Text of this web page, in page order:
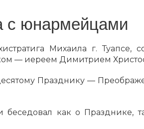
с юнармейцами
Михаила г. Туапсе,
— иереем Димитрием
Празднику —
беседовал как о Празднике,